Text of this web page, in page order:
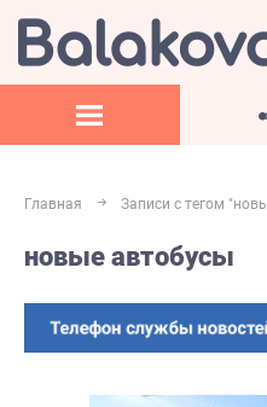
Главная Записи с тегом
новые автобусы